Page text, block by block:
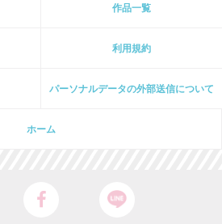
作品一覧
利用規約
パーソナルデータの外部送信について
ホーム